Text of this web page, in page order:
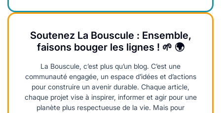
Soutenez La Bouscule : Ensemble,
faisons bouger les lignes ! 🌱 🌍
La Bouscule, c’est plus qu’un blog. C’est une
communauté engagée, un espace d’idées et d’actions
pour construire un avenir durable. Chaque article,
chaque projet vise à inspirer, informer et agir pour une
planète plus respectueuse de la vie. Mais pour